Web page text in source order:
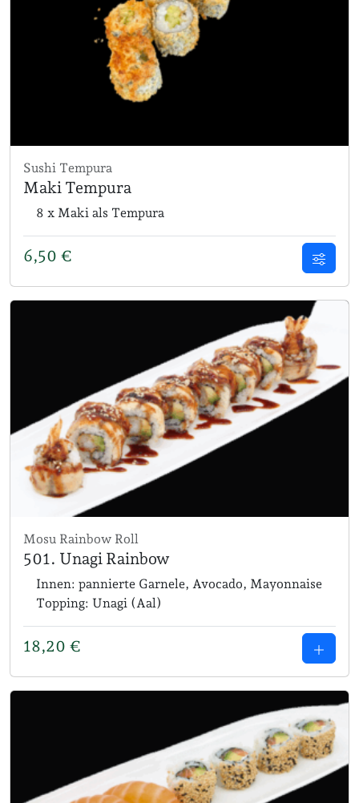
Sushi Tempura
Maki Tempura
8 x Maki als Tempura
6,50 €
Mosu Rainbow Roll
501. Unagi Rainbow
Innen: pannierte Garnele, Avocado, Mayonnaise
Topping: Unagi (Aal)
18,20 €